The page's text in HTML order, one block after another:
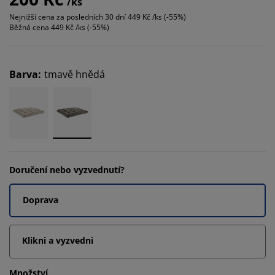
Nejnižší cena za posledních 30 dní449 Kč /ks (-55%)
Běžná cena 449 Kč /ks (-55%)
Barva: tmavě hnědá
Doručení nebo vyzvednutí?
Doprava
Klikni a vyzvedni